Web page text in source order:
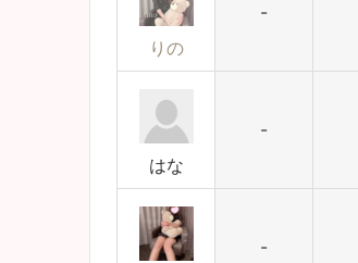
りの
-
はな
-
-